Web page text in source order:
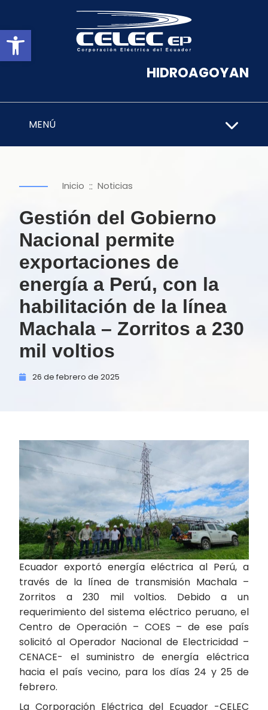
Abrir barra de herramientas
HIDROAGOYAN
MENÚ
Inicio :: Noticias
Gestión del Gobierno
Nacional permite
exportaciones de
energía a Perú, con la
habilitación de la línea
Machala – Zorritos a 230
mil voltios
26 de febrero de 2025
Ecuador exportó energía eléctrica al Perú, a
través de la línea de transmisión Machala –
Zorritos a 230 mil voltios. Debido a un
requerimiento del sistema eléctrico peruano, el
Centro de Operación – COES – de ese país
solicitó al Operador Nacional de Electricidad –
CENACE- el suministro de energía eléctrica
hacia el país vecino, para los días 24 y 25 de
febrero.
La Corporación Eléctrica del Ecuador -CELEC